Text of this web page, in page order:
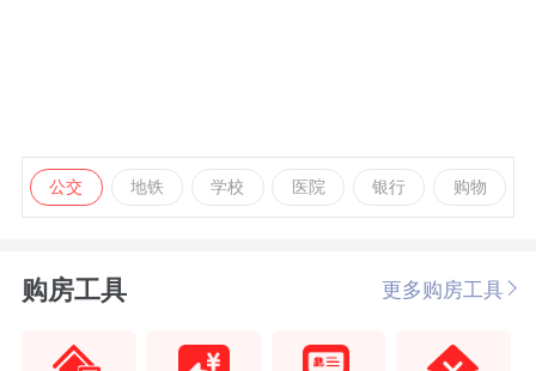
公交 地铁 学校 医院 银行 购物
购房工具 更多购房工具